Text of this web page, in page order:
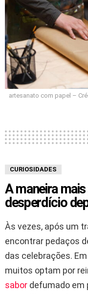
artesanato com papel –
CURIOSIDADES
A maneira
desperdício
Às vezes, após um
encontrar pedaços
das celebrações.
muitos optam por
sabor defumado em